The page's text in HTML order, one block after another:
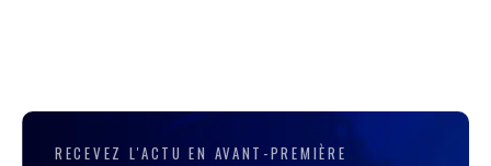
RECEVEZ L'ACTU EN AVANT-PREMIÈRE